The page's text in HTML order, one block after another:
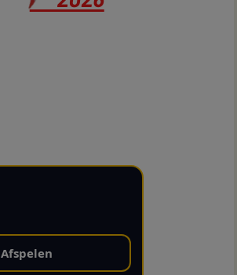
Afspelen